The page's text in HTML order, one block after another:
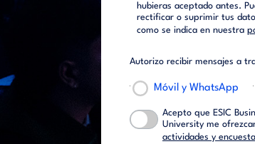
hubieras aceptado antes.
rectificar o suprimir tus
como se indica en nuestra
Autorizo recibir mensajes a
Móvil y WhatsApp
Acepto que ESIC
University me
actividades y